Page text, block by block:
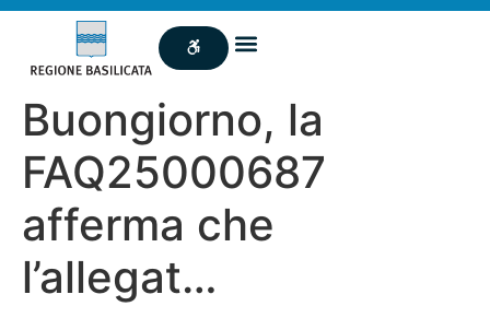
Buongiorno, la
FAQ25000687
afferma che
l’allegat…